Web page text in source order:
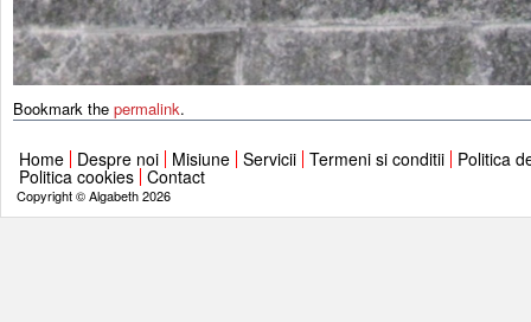
Bookmark the permalink.
Home Despre noi Misiune Servicii Termeni si conditii Politica
Politica cookies Contact
Copyright © Algabeth 2026